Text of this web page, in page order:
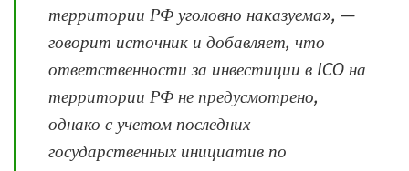
территории РФ уголовно наказуема», —
говорит источник и добавляет, что
ответственности за инвестиции в ICO на
территории РФ не предусмотрено,
однако с учетом последних
государственных инициатив по